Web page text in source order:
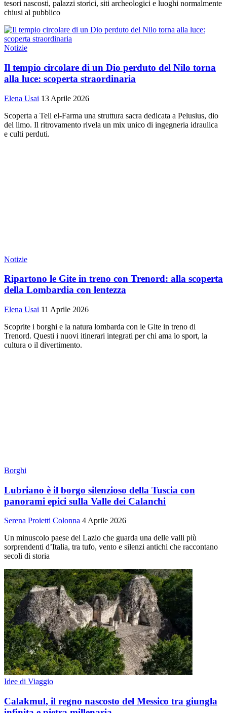
tesori nascosti, palazzi storici, siti archeologici e luoghi normalmente
chiusi al pubblico
Notizie
Il tempio circolare di un Dio perduto del Nilo torna
alla luce: scoperta straordinaria
Elena Usai 13 Aprile 2026
Scoperta a Tell el-Farma una struttura sacra dedicata a Pelusius, dio
del limo. Il ritrovamento rivela un mix unico di ingegneria idraulica
e culti perduti.
Notizie
Ripartono le Gite in treno con Trenord: alla scoperta
della Lombardia con lentezza
Elena Usai 11 Aprile 2026
Scoprite i borghi e la natura lombarda con le Gite in treno di
Trenord. Questi i nuovi itinerari integrati per chi ama lo sport, la
cultura o il divertimento.
Borghi
Lubriano è il borgo silenzioso della Tuscia con
panorami epici sulla Valle dei Calanchi
Serena Proietti Colonna 4 Aprile 2026
Un minuscolo paese del Lazio che guarda una delle valli più
sorprendenti d’Italia, tra tufo, vento e silenzi antichi che raccontano
secoli di storia
Idee di Viaggio
Calakmul, il regno nascosto del Messico tra giungla